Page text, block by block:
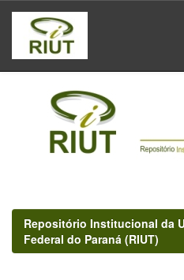
Skip
navigation
Repositório Institucional da
Federal do Paraná (RIUT)